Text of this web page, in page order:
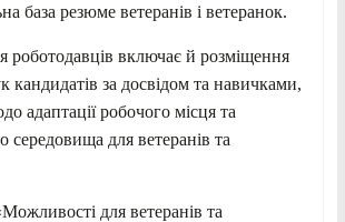
база резюме ветеранів і ветеранок.
роботодавців включає й розміщення
кандидатів за досвідом та навичками,
адаптації робочого місця та
середовища для ветеранів та
для ветеранів та